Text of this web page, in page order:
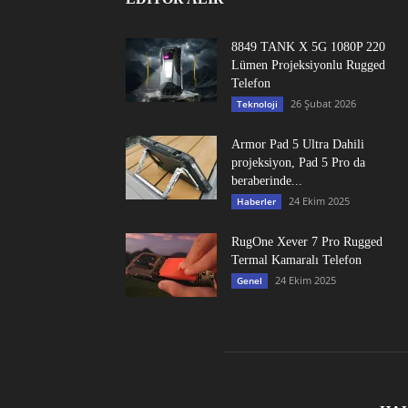
8849 TANK X 5G 1080P 220
Lümen Projeksiyonlu Rugged
Telefon
Teknoloji 26 Şubat 2026
Armor Pad 5 Ultra Dahili
projeksiyon, Pad 5 Pro da
beraberinde...
Haberler 24 Ekim 2025
RugOne Xever 7 Pro Rugged
Termal Kamaralı Telefon
Genel 24 Ekim 2025